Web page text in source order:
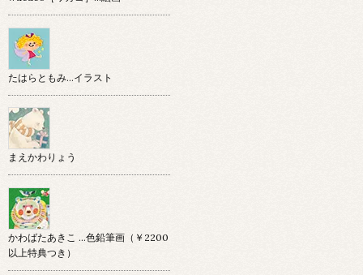
たはらともみ…イラスト
まえかわりょう
かわばたあきこ …色鉛筆画（￥2200
以上特典つき）